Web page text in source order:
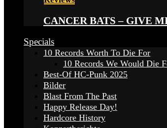
CANCER BATS – GIVE
Specials
10 Records Worth To Die For
10 Records We Would Die
Best-Of HC-Punk 2025
Bilder
Blast From The Past
Happy Release Day!
Hardcore History